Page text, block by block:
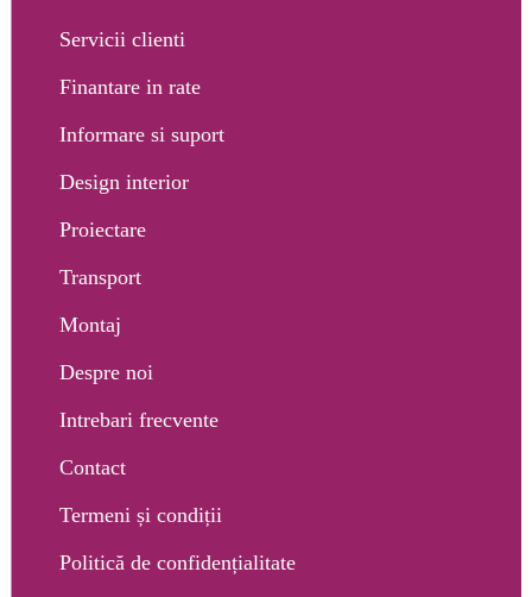
Servicii clienti
Finantare in rate
Informare si suport
Design interior
Proiectare
Transport
Montaj
Despre noi
Intrebari frecvente
Contact
Termeni și condiții
Politică de confidențialitate